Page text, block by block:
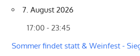
7. August 2026
17:00 - 23:45
Sommer findet statt & Weinfest -